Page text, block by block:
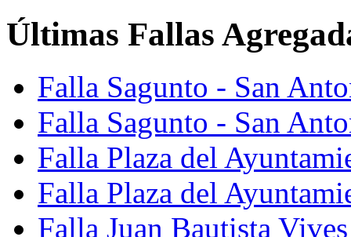
Últimas Fallas
Falla Sagunto - San
Falla Sagunto - San
Falla Plaza del
Falla Plaza del
Falla Juan Bautista